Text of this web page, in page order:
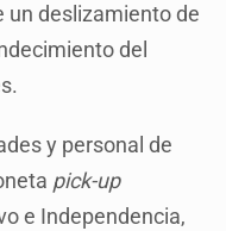
un deslizamiento de
del
y personal de
pick-up
e Independencia,